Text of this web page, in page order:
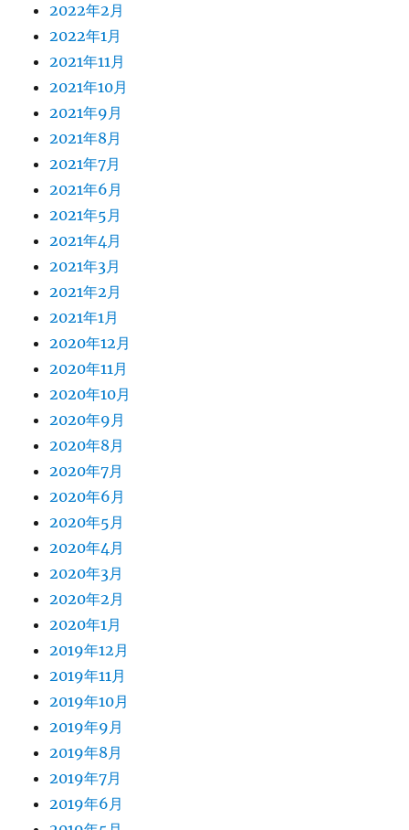
2022年2月
2022年1月
2021年11月
2021年10月
2021年9月
2021年8月
2021年7月
2021年6月
2021年5月
2021年4月
2021年3月
2021年2月
2021年1月
2020年12月
2020年11月
2020年10月
2020年9月
2020年8月
2020年7月
2020年6月
2020年5月
2020年4月
2020年3月
2020年2月
2020年1月
2019年12月
2019年11月
2019年10月
2019年9月
2019年8月
2019年7月
2019年6月